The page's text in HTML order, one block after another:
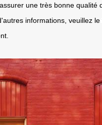
une très bonne qualité
informations, veuillez